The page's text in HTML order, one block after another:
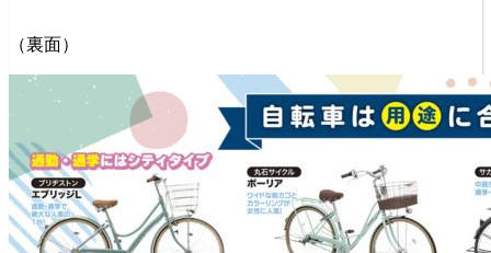
（裏面）